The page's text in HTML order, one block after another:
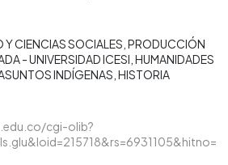
Y CIENCIAS SOCIALES PRODUCCIÓN
- UNIVERSIDAD ICESI HUMANIDADES
INDÍGENAS HISTORIA
cgi-olib?